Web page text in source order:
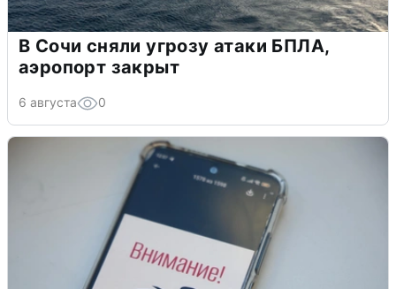
В Сочи сняли угрозу атаки БПЛА,
аэропорт закрыт
6 августа 0